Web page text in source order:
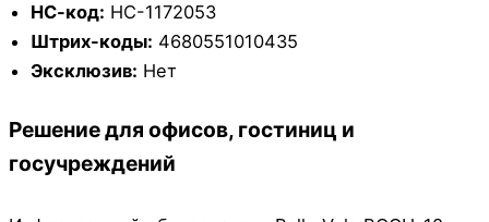
НС-код: НС-1172053
Штрих-коды: 4680551010435
Эксклюзив: Нет
Решение для офисов, гостиниц и
госучреждений